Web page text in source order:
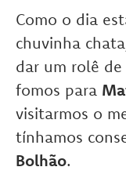
Como o dia
chuvinha
dar um rolê
fomos para
visitarmos o
tínhamos
Bolhão.